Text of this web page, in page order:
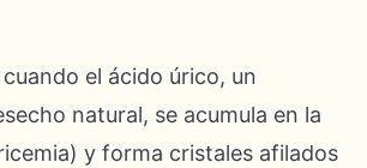
el ácido úrico, un
natural, se acumula en la
y forma cristales afilados